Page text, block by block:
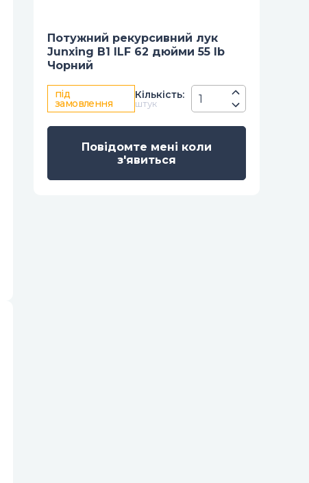
Потужний рекурсивний лук
Junxing B1 ILF 62 дюйми 55 lb
Чорний
під
замовлення
Кiлькiсть:
штук
Повідомте мені коли
з'явиться